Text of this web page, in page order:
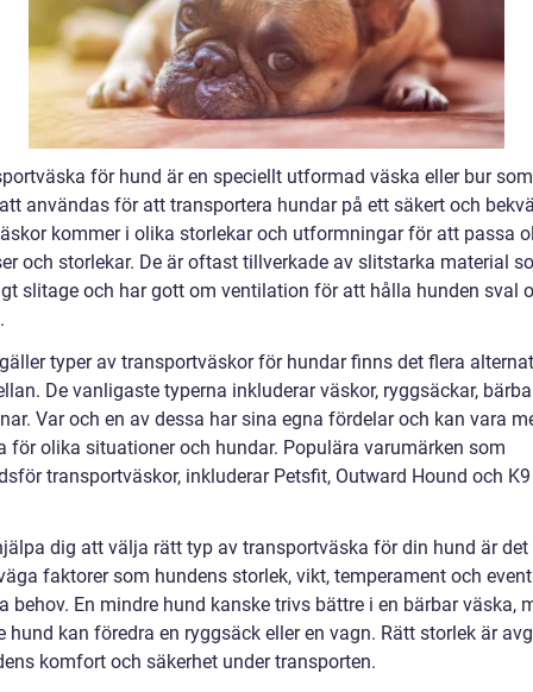
för hund är en speciellt utformad väska eller bur
användas för att transportera hundar på ett säkert och
kommer i olika storlekar och utformningar för att passa
och storlekar. De är oftast tillverkade av slitstarka material
slitage och har gott om ventilation för att hålla hunden sval
typer av transportväskor för hundar finns det flera
De vanligaste typerna inkluderar väskor, ryggsäckar,
Var och en av dessa har sina egna fördelar och kan vara
för olika situationer och hundar. Populära varumärken som
transportväskor, inkluderar Petsfit, Outward Hound och
dig att välja rätt typ av transportväska för din hund är
faktorer som hundens storlek, vikt, temperament och
behov. En mindre hund kanske trivs bättre i en bärbar väska,
hund kan föredra en ryggsäck eller en vagn. Rätt storlek är
komfort och säkerhet under transporten.